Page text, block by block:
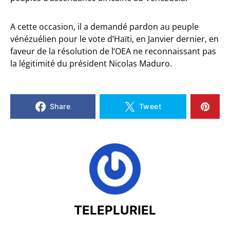
A cette occasion, il a demandé pardon au peuple
vénézuélien pour le vote d’Haïti, en Janvier dernier, en
faveur de la résolution de l’OEA ne reconnaissant pas
la légitimité du président Nicolas Maduro.
Share Tweet
TELEPLURIEL